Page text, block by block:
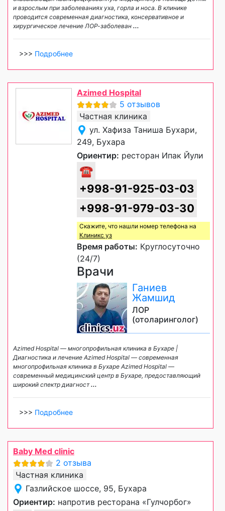
и взрослым при заболеваниях уха, горла и носа. В клинике
проводится современная диагностика, консервативное и
хирургическое лечение ЛОР-заболеван ...
>>> Подробнее
Azimed Hospital
5 отзывов
Частная клиника
ул. Хафиза Таниша Бухари,
249, Бухара
Ориентир: ресторан Ипак Йули
☎
+998-91-925-03-03
+998-91-979-03-30
Скажите, что нашли номер телефона на
Клиникс уз
Время работы: Круглосуточно
(24/7)
Врачи
Ганиев
Жамшид
ЛОР
(отоларинголог)
Azimed Hospital — многопрофильная клиника в Бухаре |
Диагностика и лечение Azimed Hospital — современная
многопрофильная клиника в Бухаре Azimed Hospital —
современный медицинский центр в Бухаре, предоставляющий
широкий спектр диагност...
>>> Подробнее
Baby Med clinic
2 отзыва
Частная клиника
Газлийское шоссе, 95, Бухара
Ориентир: напротив ресторана «Гулчорбог»